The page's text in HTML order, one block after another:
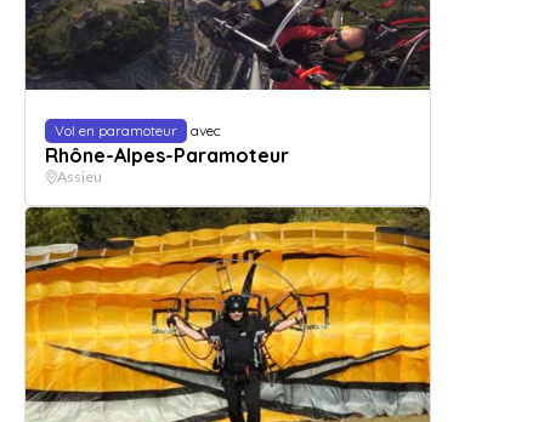
Vol en paramoteur avec
Rhône-Alpes-Paramoteur
Assieu